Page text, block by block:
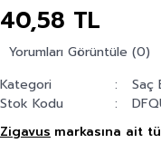
40,58 TL
Yorumları Görüntüle (0)
Kategori
Saç
Stok Kodu
Zigavus markasına ait